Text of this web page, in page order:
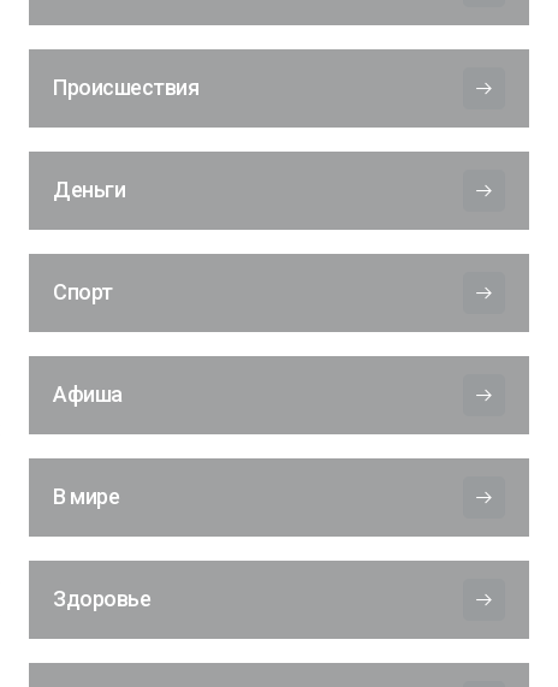
Происшествия
Деньги
Спорт
Афиша
В мире
Здоровье